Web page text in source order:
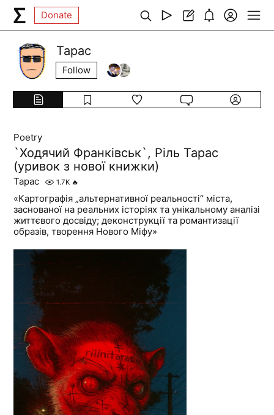
Donate
Тарас
Follow
Poetry
`Ходячий Франківськ`, Ріль Тарас
(уривок з нової книжки)
Тарас 1.7K 🔥
«Картографія „альтернативної реальності“ міста,
заснованої на реальних історіях та унікальному аналізі
життєвого досвіду; деконструкції та романтизації
образів, творення Нового Міфу»